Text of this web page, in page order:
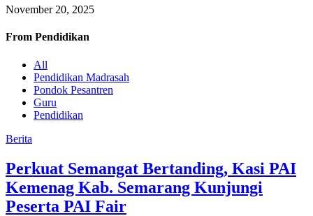
November 20, 2025
From Pendidikan
All
Pendidikan Madrasah
Pondok Pesantren
Guru
Pendidikan
Berita
Perkuat Semangat Bertanding, Kasi PAI
Kemenag Kab. Semarang Kunjungi
Peserta PAI Fair